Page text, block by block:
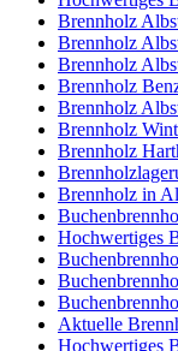
Brennholz
Brennholz
Brennholz
Brennholz
Brennholz
Brennholz
Brennholz
Brennholz in
Hochwertiges
Aktuelle
Hochwertiges